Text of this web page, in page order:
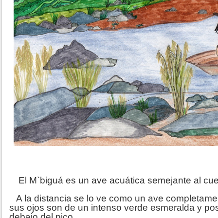
El M`biguá es un ave acuática semejante al
A la distancia se lo ve como un ave
sus ojos son de un intenso verde esmeralda y